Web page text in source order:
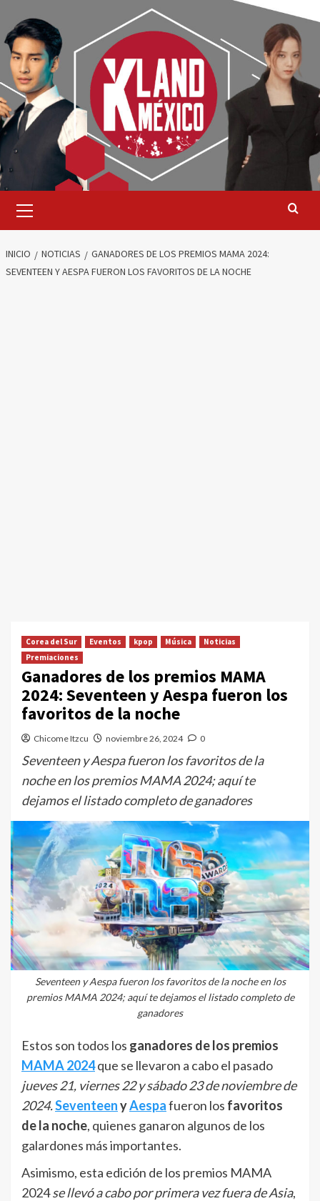
contenido
primario
INICIO NOTICIAS
GANADORES DE LOS PREMIOS MAMA 2024:
SEVENTEEN Y AESPA FUERON LOS FAVORITOS DE LA NOCHE
Corea del Sur Eventos kpop Música
Noticias
Premiaciones
Ganadores de los premios MAMA
2024: Seventeen y Aespa fueron los
favoritos de la noche
Chicome Itzcu noviembre 26, 2024 0
Seventeen y Aespa fueron los favoritos de la
noche en los premios MAMA 2024; aquí te
dejamos el listado completo de ganadores
Seventeen y Aespa fueron los favoritos de la noche en los
premios MAMA 2024; aquí te dejamos el listado completo de
ganadores
Estos son todos los ganadores de los premios
MAMA 2024que se llevaron a cabo el pasado
jueves 21, viernes 22 y sábado 23 de noviembre de
2024.SeventeenyAespafueron los favoritos
de la noche, quienes ganaron algunos de los
galardones más importantes.
Asimismo, esta edición de los premios MAMA
2024se llevó a cabo por primera vez fuera de Asia,